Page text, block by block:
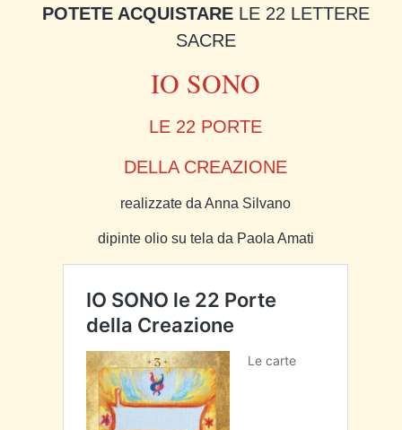
POTETE ACQUISTARELE 22 LETTERE
SACRE
IO SONO
LE 22 PORTE
DELLA CREAZIONE
realizzate da Anna Silvano
dipinte olio su tela da Paola Amati